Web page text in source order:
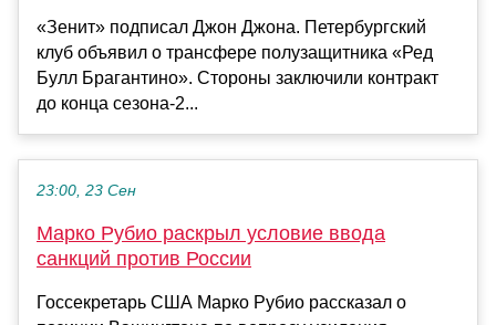
«Зенит» подписал Джон Джона. Петербургский
клуб объявил о трансфере полузащитника «Ред
Булл Брагантино». Стороны заключили контракт
до конца сезона-2...
23:00, 23 Сен
Марко Рубио раскрыл условие ввода
санкций против России
Госсекретарь США Марко Рубио рассказал о